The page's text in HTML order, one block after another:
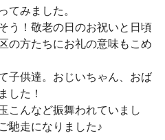
てみました。
う！敬老の日のお祝いと日頃
の方たちにお礼の意味もこめ
子供達。おじいちゃん、おば
した！
こんなど振舞われていまし
馳走になりました♪